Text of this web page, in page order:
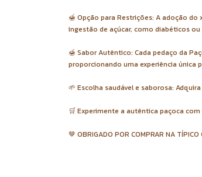
🍯 Opção para Restrições: A adoção
ingestão de açúcar, como diabéticos
🍯 Sabor Autêntico: Cada pedaço da
proporcionando uma experiência única
🌱 Escolha saudável e saborosa:
🛒 Experimente a autêntica paçoca
🤎 OBRIGADO POR COMPRAR NA TÍPICO